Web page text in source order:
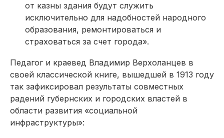
от казны здания будут служить
исключительно для надобностей народного
образования, ремонтироваться и
страховаться за счет города».
Педагог и краевед Владимир Верхоланцев в
своей классической книге, вышедшей в 1913 году
так зафиксировал результаты совместных
радений губернских и городских властей в
области развития «социальной
инфраструктуры»: